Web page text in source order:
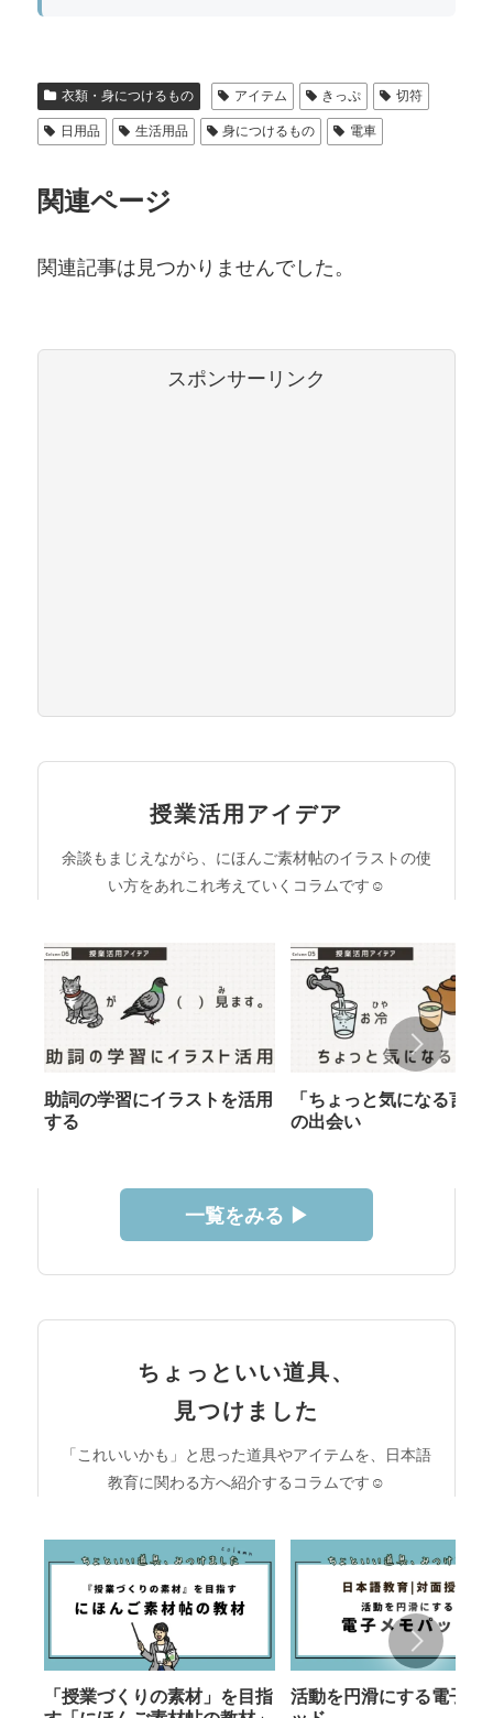
衣類・身につけるもの アイテム きっぷ 切符
日用品 生活用品 身につけるもの 電車
関連ページ
関連記事は見つかりませんでした。
スポンサーリンク
授業活用アイデア
余談もまじえながら、にほんご素材帖のイラストの使
い方をあれこれ考えていくコラムです☺︎
助詞の学習にイラストを活用
する
「ちょっと気になる言葉
の出会い
一覧をみる ▶︎
ちょっといい道具、
見つけました
「これいいかも」と思った道具やアイテムを、日本語
教育に関わる方へ紹介するコラムです☺︎
「授業づくりの素材」を目指
活動を円滑にする電子メ